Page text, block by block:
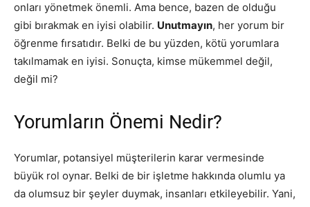
onları yönetmek önemli. Ama bence, bazen de olduğu
gibi bırakmak en iyisi olabilir. Unutmayın, her yorum bir
öğrenme fırsatıdır. Belki de bu yüzden, kötü yorumlara
takılmamak en iyisi. Sonuçta, kimse mükemmel değil,
değil mi?
Yorumların Önemi Nedir?
Yorumlar, potansiyel müşterilerin karar vermesinde
büyük rol oynar. Belki de bir işletme hakkında olumlu ya
da olumsuz bir şeyler duymak, insanları etkileyebilir. Yani,